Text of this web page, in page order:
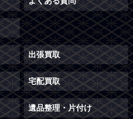
出張買取
宅配買取
遺品整理・片付け